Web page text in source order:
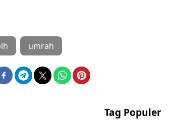
umrah
Tag Populer